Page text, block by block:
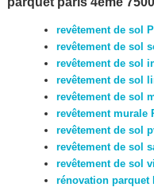
revêtement de sol
revêtement de sol
revêtement de sol
revêtement de sol
revêtement de sol
revêtement murale
revêtement de sol
revêtement de sol
revêtement de sol
rénovation parquet